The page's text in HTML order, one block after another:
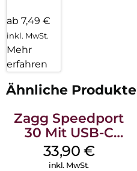
ab 7,49 €
inkl. MwSt.
Mehr
erfahren
Ähnliche Produkte
Zagg Speedport
30 Mit USB-C
Kabel Weiß
33,90 €
inkl. MwSt.